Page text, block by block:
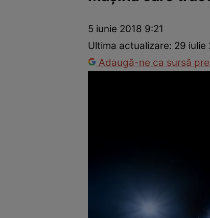
Dragoste și SexEvenimente
5 iunie 2018 9:21
Ultima actualizare: 29 iulie
Adaugă-ne ca sursă